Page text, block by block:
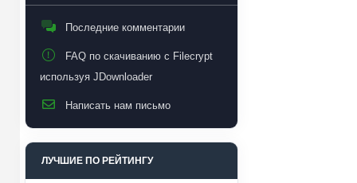
Последние комментарии
FAQ по скачиванию с Filecrypt
используя JDownloader
Написать нам письмо
ЛУЧШИЕ ПО РЕЙТИНГУ